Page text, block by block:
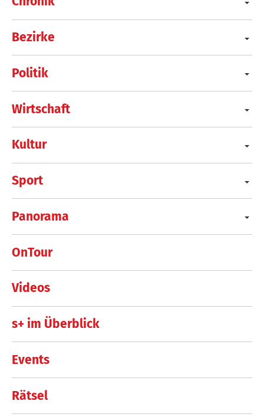
Bezirke
Politik
Wirtschaft
Kultur
Sport
Panorama
OnTour
Videos
s+ im Überblick
Events
Rätsel